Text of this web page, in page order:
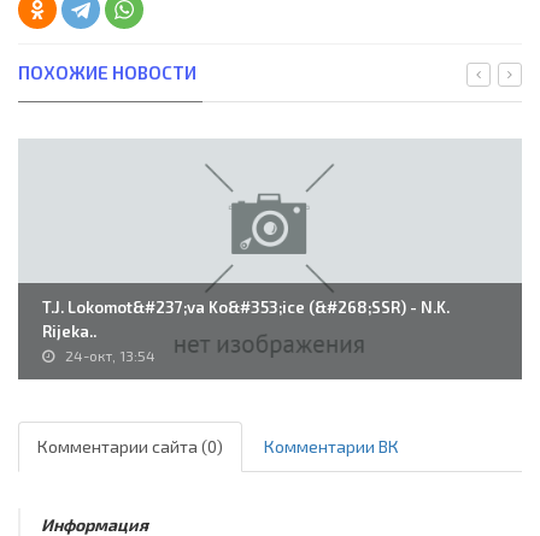
ПОХОЖИЕ НОВОСТИ
T.J. Lokomot&#237;va Ko&#353;ice (&#268;SSR) - N.K.
Rijeka..
24-окт, 13:54
Комментарии сайта (0) Комментарии ВК
Информация